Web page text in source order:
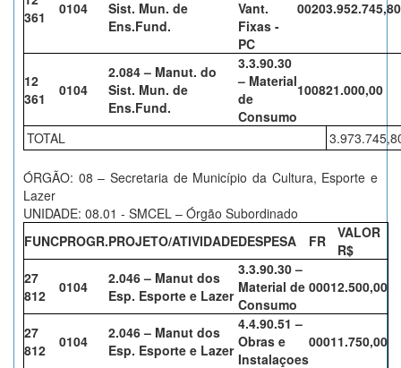
361
0104
Sist. Mun. de
Ens.Fund.
Vant.
Fixas -
PC
00203.952.745,80
12
361
0104
2.084 – Manut. do
Sist. Mun. de
Ens.Fund.
3.3.90.30
– Material
de
Consumo
100821.000,00
TOTAL
ÓRGÃO: 08 – Secretaria de Município da Cultura, Esporte e
Lazer
UNIDADE: 08.01 - SMCEL – Órgão Subordinado
FUNCPROGR.PROJETO/ATIVIDADEDESPESA FR
VALOR
R$
27
812
0104
2.046 – Manut dos
Esp. Esporte e Lazer
3.3.90.30 –
Material de
Consumo
00012.500,00
27
812
0104
2.046 – Manut dos
Esp. Esporte e Lazer
4.4.90.51 –
Obras e
Instalaçoes
00011.750,00